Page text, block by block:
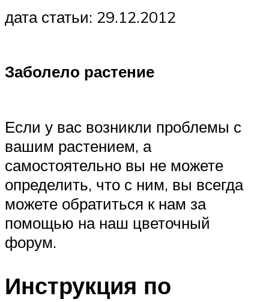
дата статьи: 29.12.2012
Заболело растение
Если у вас возникли проблемы с
вашим растением, а
самостоятельно вы не можете
определить, что с ним, вы всегда
можете обратиться к нам за
помощью на наш цветочный
форум.
Инструкция по